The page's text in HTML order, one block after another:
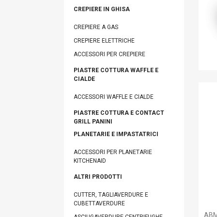
CREPIERE IN GHISA
CREPIERE A GAS
CREPIERE ELETTRICHE
ACCESSORI PER CREPIERE
PIASTRE COTTURA WAFFLE E
CIALDE
ACCESSORI WAFFLE E CIALDE
PIASTRE COTTURA E CONTACT
GRILL PANINI
PLANETARIE E IMPASTATRICI
ACCESSORI PER PLANETARIE
KITCHENAID
ALTRI PRODOTTI
CUTTER, TAGLIAVERDURE E
CUBETTAVERDURE